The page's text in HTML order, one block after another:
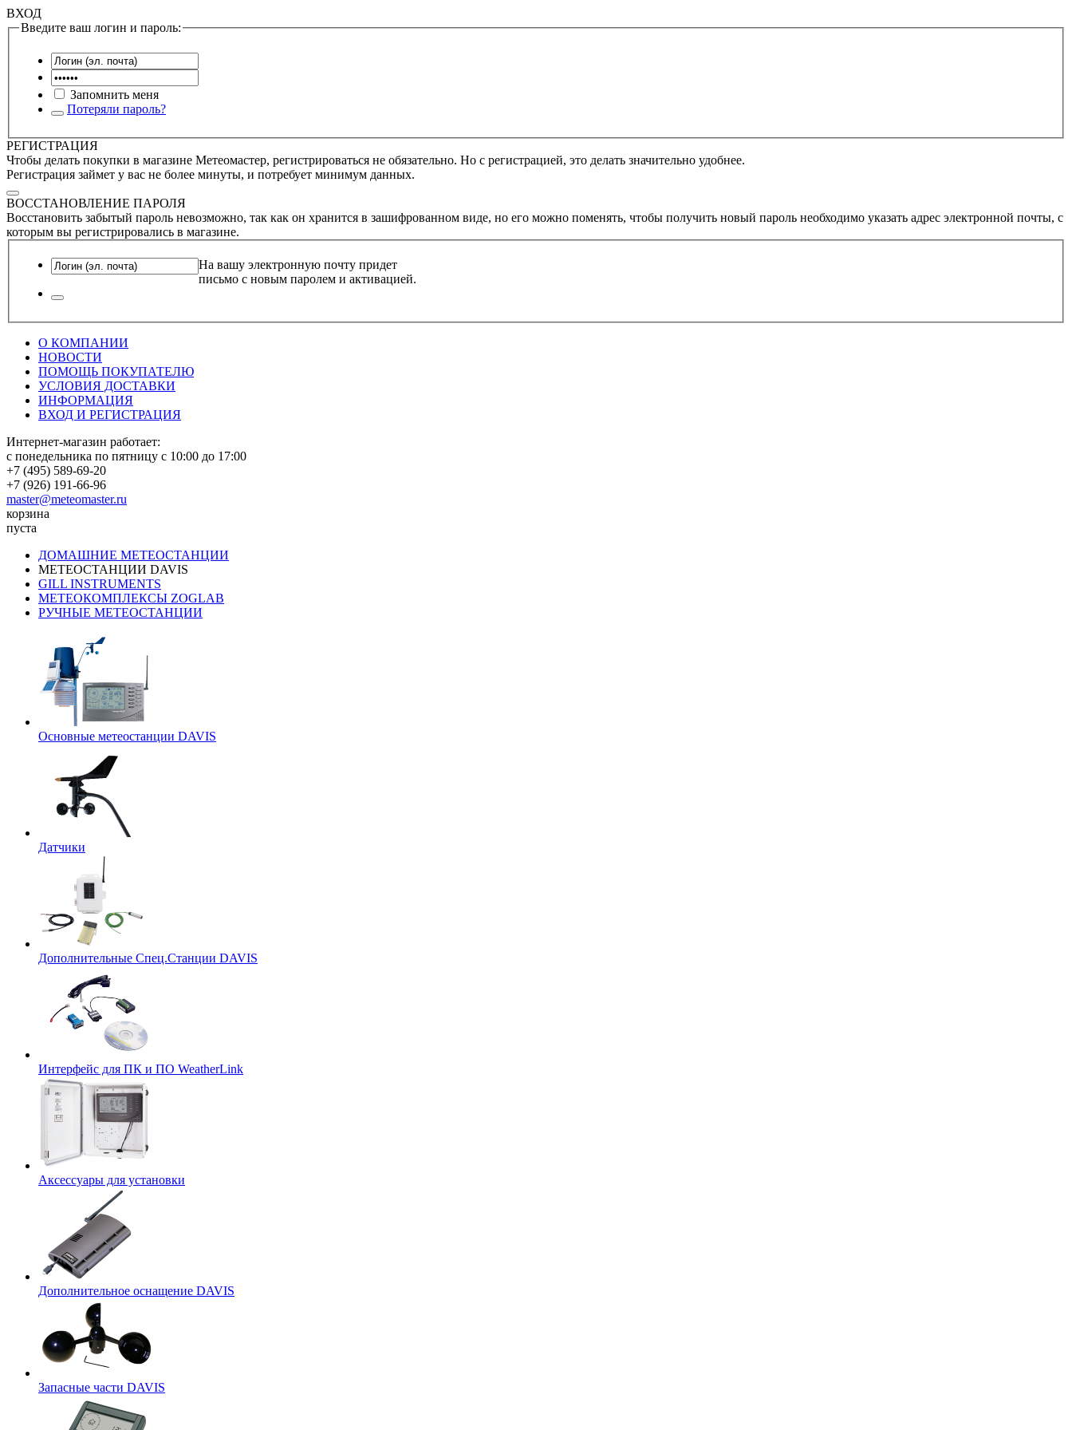
ВХОД
Введите ваш логин и пароль:
Запомнить меня
Потеряли пароль?
РЕГИСТРАЦИЯ
Чтобы делать покупки в магазине Метеомастер, регистрироваться не обязательно. Но с регистрацией, это делать значительно удобнее.
Регистрация займет у вас не более минуты, и потребует минимум данных.
ВОССТАНОВЛЕНИЕ ПАРОЛЯ
Восстановить забытый пароль невозможно, так как он хранится в зашифрованном виде, но его можно поменять, чтобы получить новый пароль необходимо указать адрес электронной почты, с
которым вы регистрировались в магазине.
На вашу электронную почту придет
письмо с новым паролем и активацией.
О КОМПАНИИ
НОВОСТИ
ПОМОЩЬ ПОКУПАТЕЛЮ
УСЛОВИЯ ДОСТАВКИ
ИНФОРМАЦИЯ
ВХОД И РЕГИСТРАЦИЯ
Интернет-магазин работает:
с понедельника по пятницу с 10:00 до 17:00
+7 (495) 589-69-20
+7 (926) 191-66-96
master@meteomaster.ru
корзина
пуста
ДОМАШНИЕ МЕТЕОСТАНЦИИ
МЕТЕОСТАНЦИИ DAVIS
GILL INSTRUMENTS
МЕТЕОКОМПЛЕКСЫ ZOGLAB
РУЧНЫЕ МЕТЕОСТАНЦИИ
Основные метеостанции DAVIS
Датчики
Дополнительные Спец.Станции DAVIS
Интерфейс для ПК и ПО WeatherLink
Аксессуары для установки
Дополнительное оснащение DAVIS
Запасные части DAVIS